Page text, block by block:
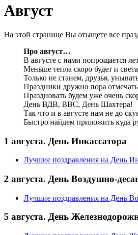
Август
На этой странице Вы отыщете все
Про август…
В августе с нами попрощается
Меньше тепла скоро будет и
Только не станем, друзья,
Праздники дружно пора
Праздновать будем уже очень
День ВДВ, ВВС, День Шахтера!
Так что и в августе нам не до
Быстро найдем приложить куда
1 августа. День Инкассатора
Лучшие поздравления на День
2 августа. День Воздушно-
Лучшие поздравления на День
5 августа. День